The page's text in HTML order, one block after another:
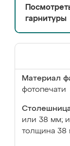
гарнитуры
Материал
фотопечати
или 38 мм;
толщина 38